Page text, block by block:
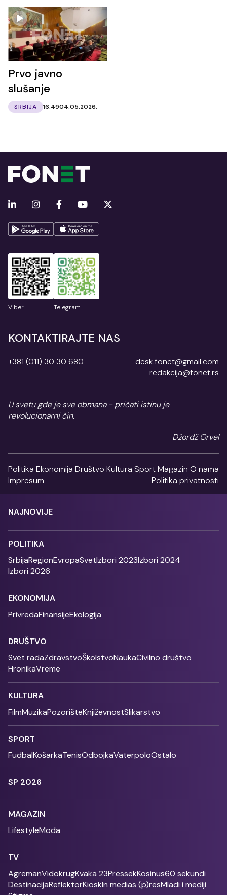
Prvo javno
slušanje
SRBIJA 16:4904.05.2026.
Viber Telegram
KONTAKTIRAJTE NAS
+381 (011) 30 30 680
desk.fonet@gmail.com
redakcija@fonet.rs
U svetu gde je sve obmana - pričati istinu je
revolucionarni čin.
Džordž Orvel
Politika Ekonomija Društvo Kultura SportMagazin O nama
Impresum
Politika privatnosti
NAJNOVIJE
POLITIKA
SrbijaRegionEvropaSvetIzbori 2023Izbori 2024
Izbori 2026
EKONOMIJA
PrivredaFinansijeEkologija
DRUŠTVO
Svet radaZdravstvoŠkolstvoNaukaCivilno društvo
HronikaVreme
KULTURA
FilmMuzikaPozorišteKnjiževnostSlikarstvo
SPORT
FudbalKošarkaTenisOdbojkaVaterpoloOstalo
SP 2026
MAGAZIN
LifestyleModa
TV
AgremanVidokrugKvaka 23PressekKosinus60 sekundi
DestinacijaReflektorKioskIn medias (p)resMladi i mediji